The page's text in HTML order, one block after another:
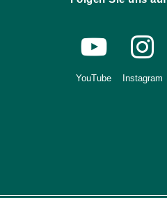
YouTube Instagram